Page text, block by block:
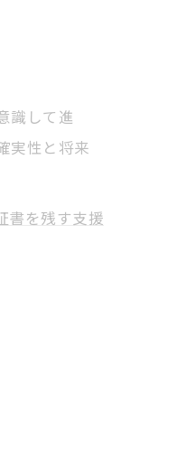
識して進
実性と将来
書を残す支援